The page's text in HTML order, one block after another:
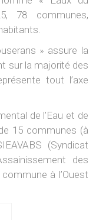
78 communes,
» assure la
sur la majorité des
tout l’axe
de l’Eau et de
15 communes (à
(Syndicat
des
à l’Ouest